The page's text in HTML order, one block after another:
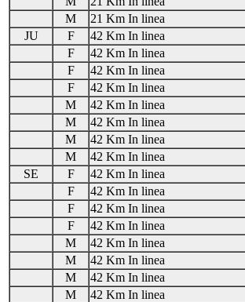
M
21 Km In linea
JU
F 42 Km In linea
F
42 Km In linea
F
42 Km In linea
F
42 Km In linea
M
42 Km In linea
M
42 Km In linea
M
42 Km In linea
M
42 Km In linea
SE
F 42 Km In linea
F
42 Km In linea
F
42 Km In linea
F
42 Km In linea
M
42 Km In linea
M
42 Km In linea
M
42 Km In linea
M
42 Km In linea